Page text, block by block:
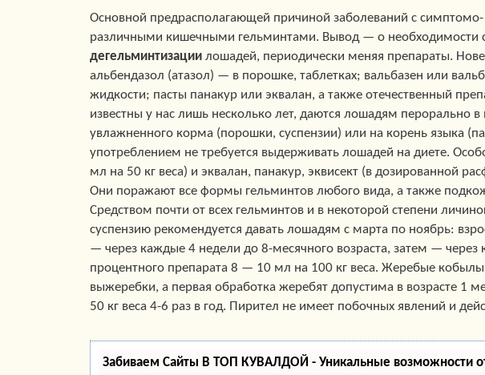
Основной предрасполагающей причиной заболеваний с
различными кишечными гельминтами. Вывод — о необходимости
дегельминтизации лошадей, периодически меняя препараты.
альбендазол (атазол) — в порошке, таблетках; вальбазен или
жидкости; пасты панакур или эквалан, а также отечественный
известны у нас лишь несколько лет, даются лошадям перорально
увлажненного корма (порошки, суспензии) или на корень языка
употреблением не требуется выдерживать лошадей на диете.
мл на 50 кг веса) и эквалан, панакур, эквисект (в дозированной
Они поражают все формы гельминтов любого вида, а также
Средством почти от всех гельминтов и в некоторой степени
суспензию рекомендуется давать лошадям с марта по ноябрь:
— через каждые 4 недели до 8-месячного возраста, затем —
процентного препарата 8 — 10 мл на 100 кг веса. Жеребые
выжеребки, а первая обработка жеребят допустима в возрасте 1
50 кг веса 4-6 раз в год. Пирител не имеет побочных явлений и
Забиваем Сайты В ТОП КУВАЛДОЙ - Уникальные возможности